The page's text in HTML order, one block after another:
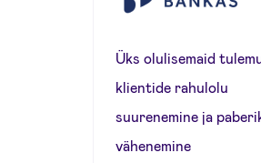
Üks olulisemaid
klientide rahulolu
suurenemine ja
vähenemine